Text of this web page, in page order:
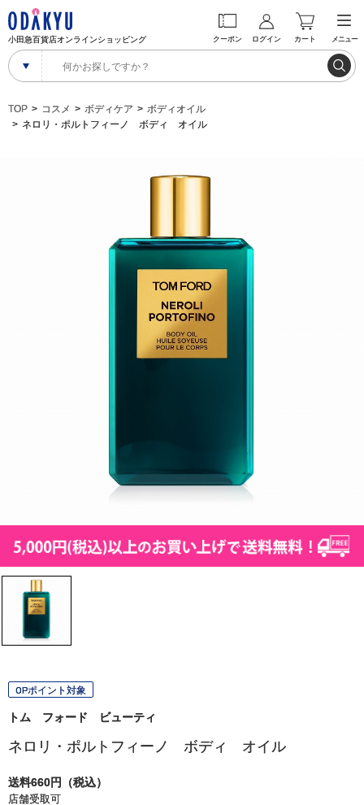
小田急百貨店オンラインショッピング クーポン ログイン カート メニュー
TOP コスメ ボディケア
ボディオイル
ネロリ・ポルトフィーノ ボディ オイル
OPポイント対象
トム フォード ビューティ
ネロリ・ポルトフィーノ ボディ オイル
送料660円（税込）
店舗受取可